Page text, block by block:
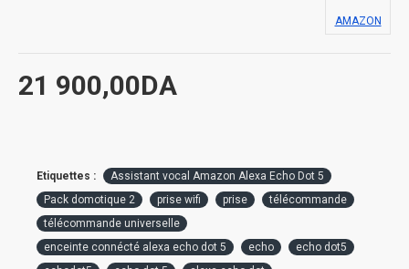
21 900,00DA
AMAZON
Etiquettes :
Assistant vocal Amazon Alexa Echo Dot 5
Pack domotique 2
prise wifi prise
télécommande
télécommande universelle
enceinte connécté alexa echo dot 5
echo
echo dot5